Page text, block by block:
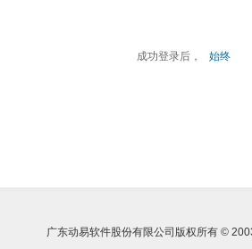
成功登录后，
广东动易软件股份有限公司版权所有 ©